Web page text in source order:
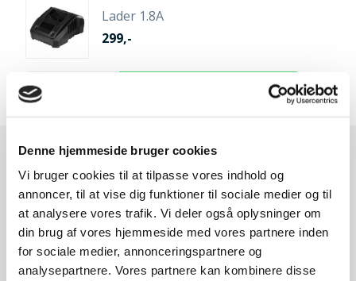
Denne hjemmeside bruger cookies
Vi bruger cookies til at tilpasse vores indhold og
annoncer, til at vise dig funktioner til sociale medier og til
at analysere vores trafik. Vi deler også oplysninger om
din brug af vores hjemmeside med vores partnere inden
for sociale medier, annonceringspartnere og
analysepartnere. Vores partnere kan kombinere disse
Lader 1.8A
299,-
Andre kunder købte også